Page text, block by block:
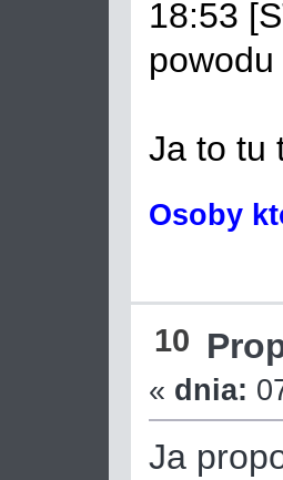
18:53
Ja to tu
Osoby
10
« dnia:
Ja